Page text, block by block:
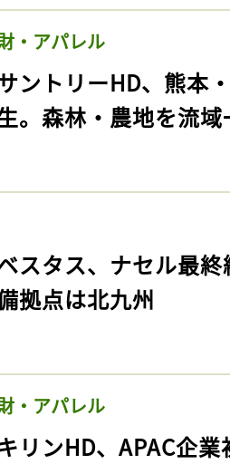
・アパレル
サントリーHD、熊本
。森林・農地を流
ベスタス、ナセル最
拠点は北九州
・アパレル
リンHD、APAC企